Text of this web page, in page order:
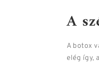
A
A botox
elég így,